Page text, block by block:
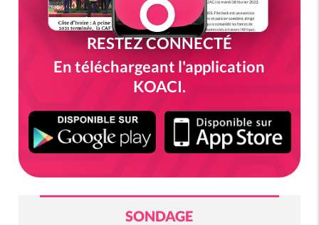
RESTEZ CONNECTÉ
En téléchargeant l'application
KOACI.
SONDAGE